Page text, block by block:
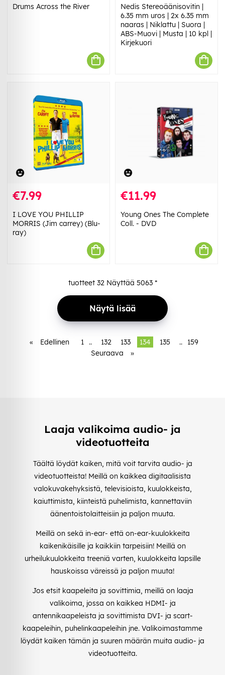
Drums Across the River
Nedis Stereoäänisovitin |
6.35 mm uros | 2x 6.35 mm
naaras | Niklattu | Suora |
ABS-Muovi | Musta | 10 kpl |
Kirjekuori
€7.99
I LOVE YOU PHILLIP
MORRIS (Jim carrey) (Blu-
ray)
€11.99
Young Ones The Complete
Coll. - DVD
tuotteet 32Näyttää 5063*
Näytä lisää
« Edellinen 1 .. 132 133 134 135 ..
159
Seuraava
»
Laaja valikoima audio- ja
videotuotteita
Täältä löydät kaiken, mitä voit tarvita audio- ja
videotuotteista! Meillä on kaikkea digitaalisista
valokuvakehyksistä, televisioista, kuulokkeista,
kaiuttimista, kiinteistä puhelimista, kannettaviin
äänentoistolaitteisiin ja paljon muuta.
Meillä on sekä in-ear- että on-ear-kuulokkeita
kaikenikäisille ja kaikkiin tarpeisiin! Meillä on
urheilukuulokkeita treeniä varten, kuulokkeita lapsille
hauskoissa väreissä ja paljon muuta!
Jos etsit kaapeleita ja sovittimia, meillä on laaja
valikoima, jossa on kaikkea HDMI- ja
antennikaapeleista ja sovittimista DVI- ja scart-
kaapeleihin, puhelinkaapeleihin jne. Valikoimastamme
löydät kaiken tämän ja suuren määrän muita audio- ja
videotuotteita.